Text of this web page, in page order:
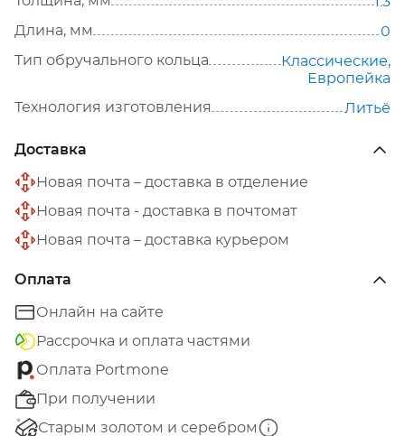
Длина, мм
0
Тип обручального кольца
Классические,
Европейка
Технология изготовления
Литьё
Доставка
Новая почта – доставка в отделение
Новая почта - доставка в почтомат
Новая почта – доставка курьером
Оплата
Онлайн на сайте
Рассрочка и оплата частями
Оплата Portmone
При получении
Старым золотом и серебром